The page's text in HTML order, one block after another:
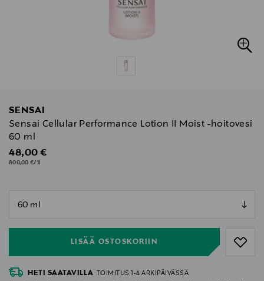
SENSAI
Sensai Cellular Performance Lotion II Moist -hoitovesi
60 ml
Original Price
48,00 €
800,00 €/1l
LISÄÄ OSTOSKORIIN
null
HETI SAATAVILLA
TOIMITUS 1-4 ARKIPÄIVÄSSÄ